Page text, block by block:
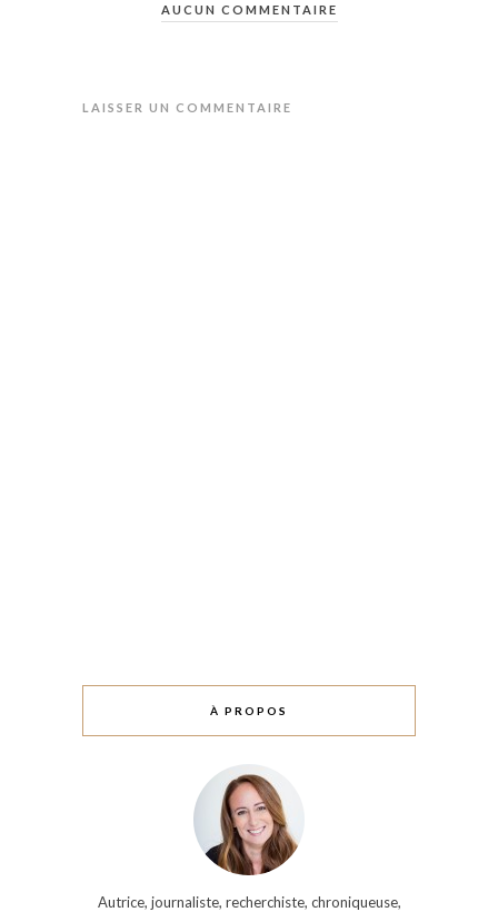
AUCUN COMMENTAIRE
LAISSER UN COMMENTAIRE
À PROPOS
Autrice, journaliste, recherchiste, chroniqueuse,